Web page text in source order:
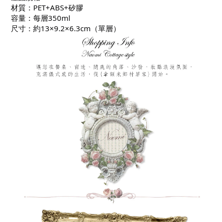
材質：PET+ABS+矽膠
容量：每層350ml
尺寸：約13×9.2×6.3cm（單層）